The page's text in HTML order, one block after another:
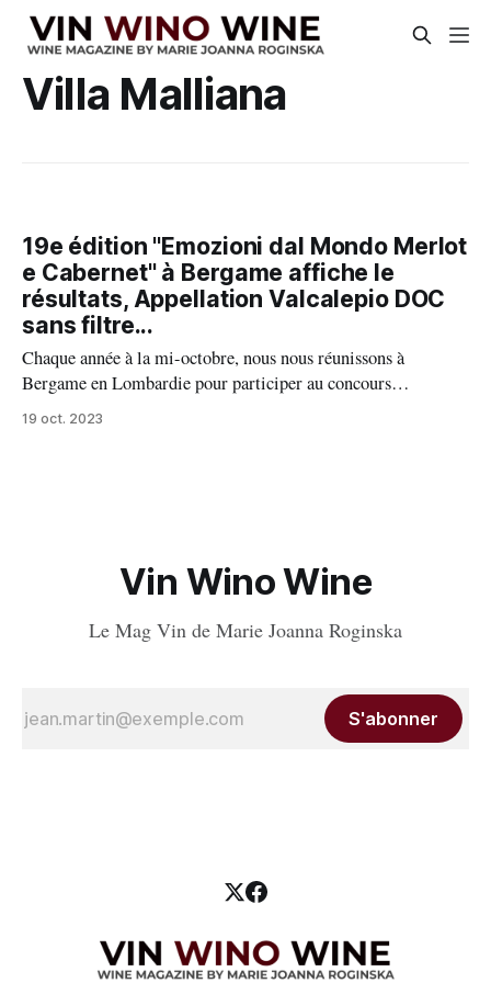
Villa Malliana
19e édition "Emozioni dal Mondo Merlot
e Cabernet" à Bergame affiche le
résultats, Appellation Valcalepio DOC
sans filtre...
Chaque année à la mi-octobre, nous nous réunissons à
Bergame en Lombardie pour participer au concours
international « Emozioni dal Mondo, Merlot e Cabernet ».
19 oct. 2023
Vin Wino Wine
Le Mag Vin de Marie Joanna Roginska
S'abonner